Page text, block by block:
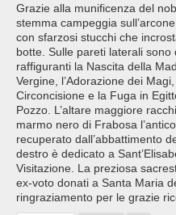
Grazie alla munificenza del
stemma campeggia
con sfarzosi stucchi che
botte. Sulle pareti laterali
raffiguranti la Nascita della
Vergine, l’Adorazione dei
Circoncisione e la Fuga in
Pozzo. L’altare maggiore
marmo nero di Frabosa
recuperato dall’abbattimento
destro è dedicato a
Visitazione. La preziosa
ex-voto donati a Santa Maria
ringraziamento per le grazie